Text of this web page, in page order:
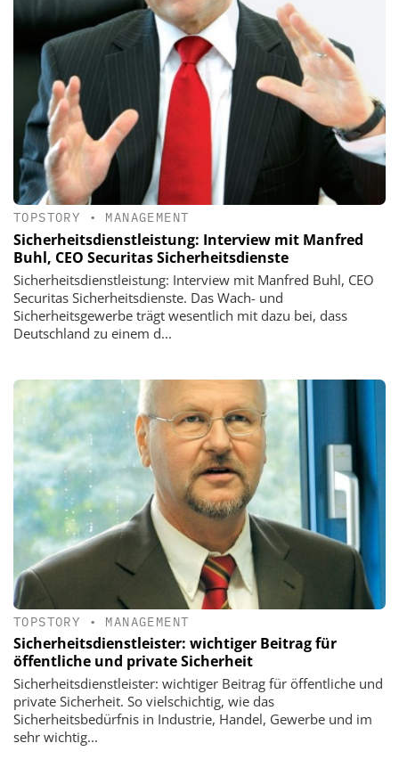
TOPSTORY • MANAGEMENT
Sicherheitsdienstleistung: Interview mit Manfred
Buhl, CEO Securitas Sicherheitsdienste
Sicherheitsdienstleistung: Interview mit Manfred Buhl, CEO
Securitas Sicherheitsdienste. Das Wach- und
Sicherheitsgewerbe trägt wesentlich mit dazu bei, dass
Deutschland zu einem d...
TOPSTORY • MANAGEMENT
Sicherheitsdienstleister: wichtiger Beitrag für
öffentliche und private Sicherheit
Sicherheitsdienstleister: wichtiger Beitrag für öffentliche und
private Sicherheit. So vielschichtig, wie das
Sicherheitsbedürfnis in Industrie, Handel, Gewerbe und im
sehr wichtig...